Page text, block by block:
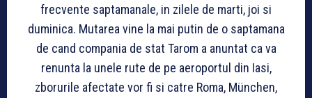
frecvente saptamanale, in zilele de marti, joi si
duminica. Mutarea vine la mai putin de o saptamana
de cand compania de stat Tarom a anuntat ca va
renunta la unele rute de pe aeroportul din Iasi,
zborurile afectate vor fi si catre Roma, München,